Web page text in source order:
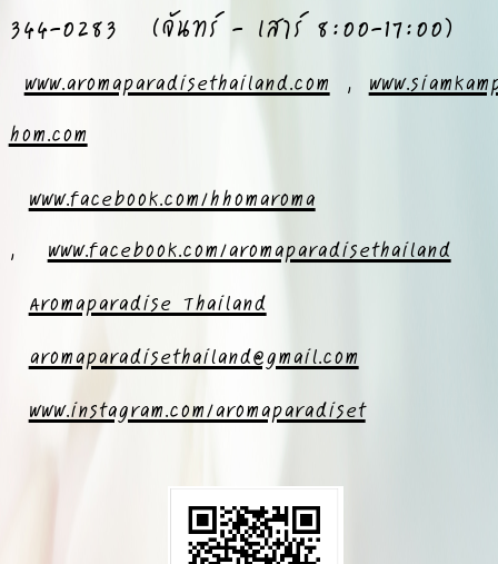
344-0283 (จันทร์ - เสาร์ 8:00-17:00)
www.aromaparadisethailand.com,
hom.com
www.facebook.com/hhomaroma
,www.facebook.com/aromaparadisethailand
Aromaparadise Thailand
aromaparadisethailand@gmail.com
www.instagram.com/aromaparadiset